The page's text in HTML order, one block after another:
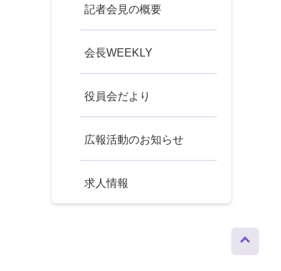
記者会見の概要
会長WEEKLY
役員会だより
広報活動のお知らせ
求人情報
ップへ